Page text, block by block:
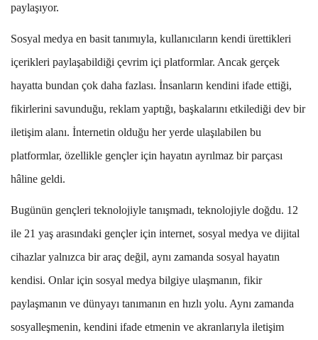
paylaşıyor.
Sosyal medya en basit tanımıyla, kullanıcıların kendi ürettikleri
içerikleri paylaşabildiği çevrim içi platformlar. Ancak gerçek
hayatta bundan çok daha fazlası. İnsanların kendini ifade ettiği,
fikirlerini savunduğu, reklam yaptığı, başkalarını etkilediği dev bir
iletişim alanı. İnternetin olduğu her yerde ulaşılabilen bu
platformlar, özellikle gençler için hayatın ayrılmaz bir parçası
hâline geldi.
Bugünün gençleri teknolojiyle tanışmadı, teknolojiyle doğdu. 12
ile 21 yaş arasındaki gençler için internet, sosyal medya ve dijital
cihazlar yalnızca bir araç değil, aynı zamanda sosyal hayatın
kendisi. Onlar için sosyal medya bilgiye ulaşmanın, fikir
paylaşmanın ve dünyayı tanımanın en hızlı yolu. Aynı zamanda
sosyalleşmenin, kendini ifade etmenin ve akranlarıyla iletişim